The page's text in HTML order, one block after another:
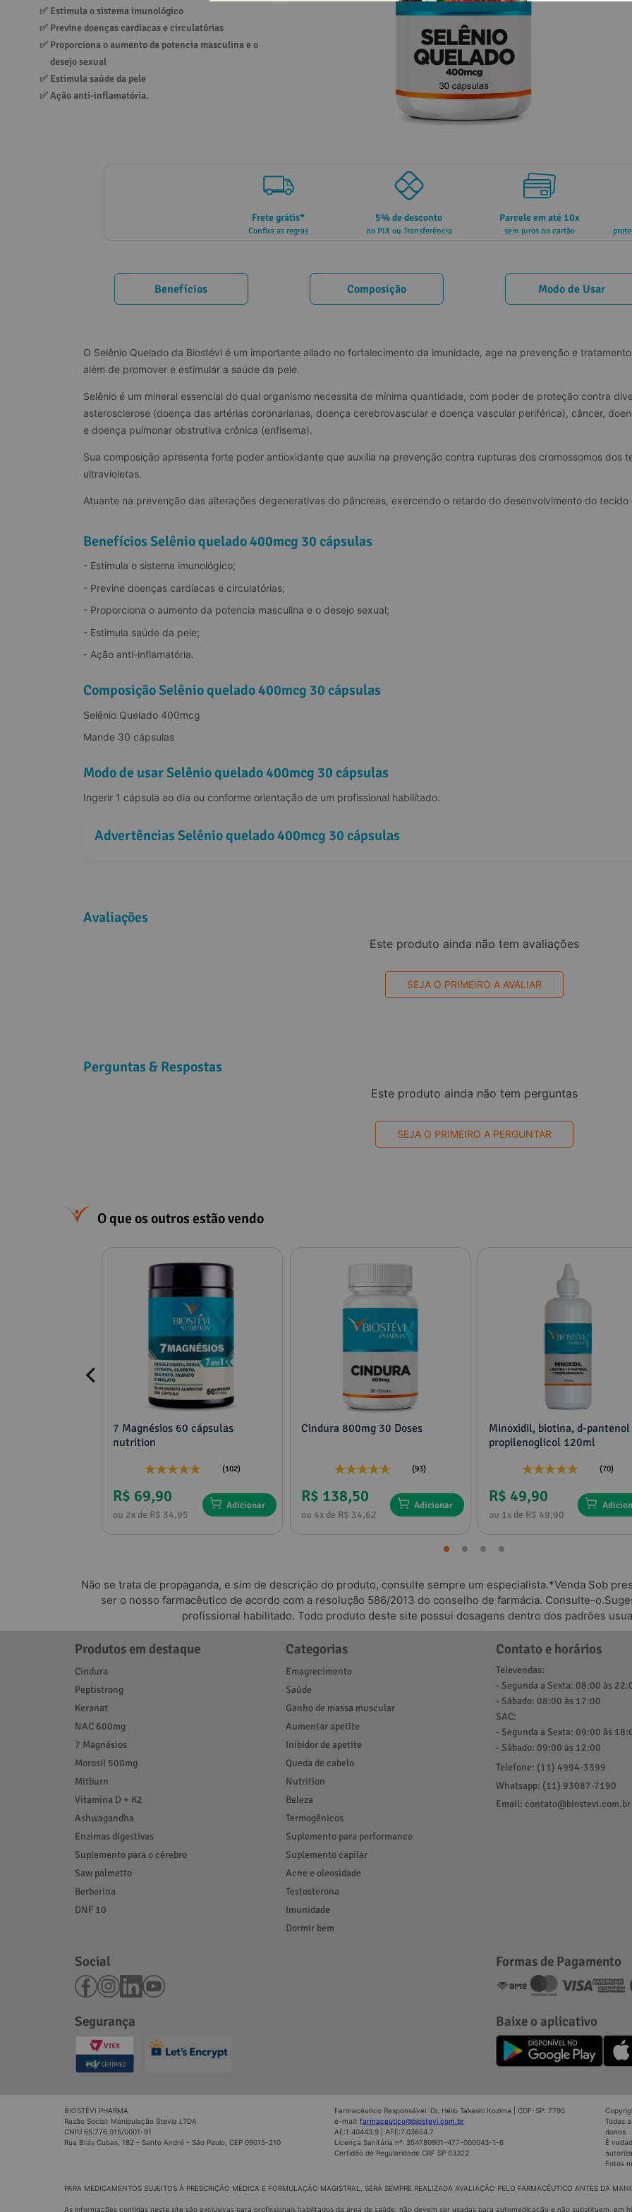
✅ Estimula o sistema imunológico
✅ Previne doenças cardíacas e circulatórias
✅ Proporciona o aumento da potencia masculina e o
desejo sexual
✅ Estimula saúde da pele
✅ Ação anti-inflamatória.
Frete grátis*
Confira as regras
5% de desconto
no PIX ou Transferência
Parcele em até 10x
sem juros no cartão
Benefícios Composição Modo de Usar
O Selênio Quelado da Biostévi é um importante aliado no fortalecimento da imunidade, age na prevenção e
além de promover e estimular a saúde da pele.
Selênio é um mineral essencial do qual organismo necessita de mínima quantidade, com poder de proteção contra
asterosclerose (doença das artérias coronarianas, doença cerebrovascular e doença vascular periférica), câncer,
e doença pulmonar obstrutiva crônica (enfisema).
Sua composição apresenta forte poder antioxidante que auxilia na prevenção contra rupturas dos cromossomos dos
ultravioletas.
Atuante na prevenção das alterações degenerativas do pâncreas, exercendo o retardo do desenvolvimento do tecido
Benefícios Selênio quelado 400mcg 30 cápsulas
- Estimula o sistema imunológico;
- Previne doenças cardíacas e circulatórias;
- Proporciona o aumento da potencia masculina e o desejo sexual;
- Estimula saúde da pele;
- Ação anti-inflamatória.
Composição Selênio quelado 400mcg 30 cápsulas
Selênio Quelado 400mcg
Mande 30 cápsulas
Modo de usar Selênio quelado 400mcg 30 cápsulas
Ingerir 1 cápsula ao dia ou conforme orientação de um profissional habilitado.
Advertências Selênio quelado 400mcg 30 cápsulas
Avaliações
Este produto ainda não tem avaliações
SEJA O PRIMEIRO A AVALIAR
Perguntas & Respostas
Este produto ainda não tem perguntas
SEJA O PRIMEIRO A PERGUNTAR
O que os outros estão vendo
7 Magnésios 60 cápsulas
nutrition
(102)
R$ 69,90
ou 2x de R$ 34,95
Adicionar
Cindura 800mg 30 Doses
(93)
R$ 138,50
ou 4x de R$ 34,62
Adicionar
Minoxidil, biotina, d-pantenol
propilenoglicol 120ml
(70)
R$ 49,90
ou 1x de R$ 49,90
Não se trata de propaganda, e sim de descrição do produto, consulte sempre um especialista.*Venda Sob
ser o nosso farmacêutico de acordo com a resolução 586/2013 do conselho de farmácia. Consulte-
profissional habilitado. Todo produto deste site possui dosagens dentro dos padrões
Produtos em destaque
Cindura
Peptistrong
Keranat
NAC 600mg
7 Magnésios
Morosil 500mg
Mitburn
Vitamina D + K2
Ashwagandha
Enzimas digestivas
Suplemento para o cérebro
Saw palmetto
Berberina
DNF 10
Categorias
Emagrecimento
Saúde
Ganho de massa muscular
Aumentar apetite
Inibidor de apetite
Queda de cabelo
Nutrition
Beleza
Termogênicos
Suplemento para performance
Suplemento capilar
Acne e oleosidade
Testosterona
Imunidade
Dormir bem
Contato e horários
Televendas:
- Segunda a Sexta: 08:00 às
- Sábado: 08:00 às 17:00
SAC:
- Segunda a Sexta: 09:00 às
- Sábado: 09:00 às 12:00
Telefone: (11) 4994-3399
Whatsapp: (11) 93087-7190
Email: contato@biostevi.com.br
Social Formas de Pagamento
Segurança Baixe o aplicativo
BIOSTÉVI PHARMA
Razão Social: Manipulação Stevia LTDA
CNPJ 65.776.015/0001-91
Rua Brás Cubas, 182 - Santo André - São Paulo, CEP 09015-210
Farmacêutico Responsável: Dr. Hélio Takashi Kozima | CDF-SP: 7795
e-mail:farmaceutico@biostevi.com.br
AE:1.40443.9 | AFE:7.03654.7
Licença Sanitária nº: 354780901-477-000043-1-6
Certidão de Regularidade CRF SP 03322
Todas
donos.
É
Fotos
PARA MEDICAMENTOS SUJEITOS À PRESCRIÇÃO MÉDICA E FORMULAÇÃO MAGISTRAL, SERÁ SEMPRE REALIZADA AVALIAÇÃO PELO FARMACÊUTICO ANTES DA
As informações contidas neste site são exclusivas para profissionais habilitados da área de saúde, não devem ser usadas para automedicação e não substituem, em
10º creatina